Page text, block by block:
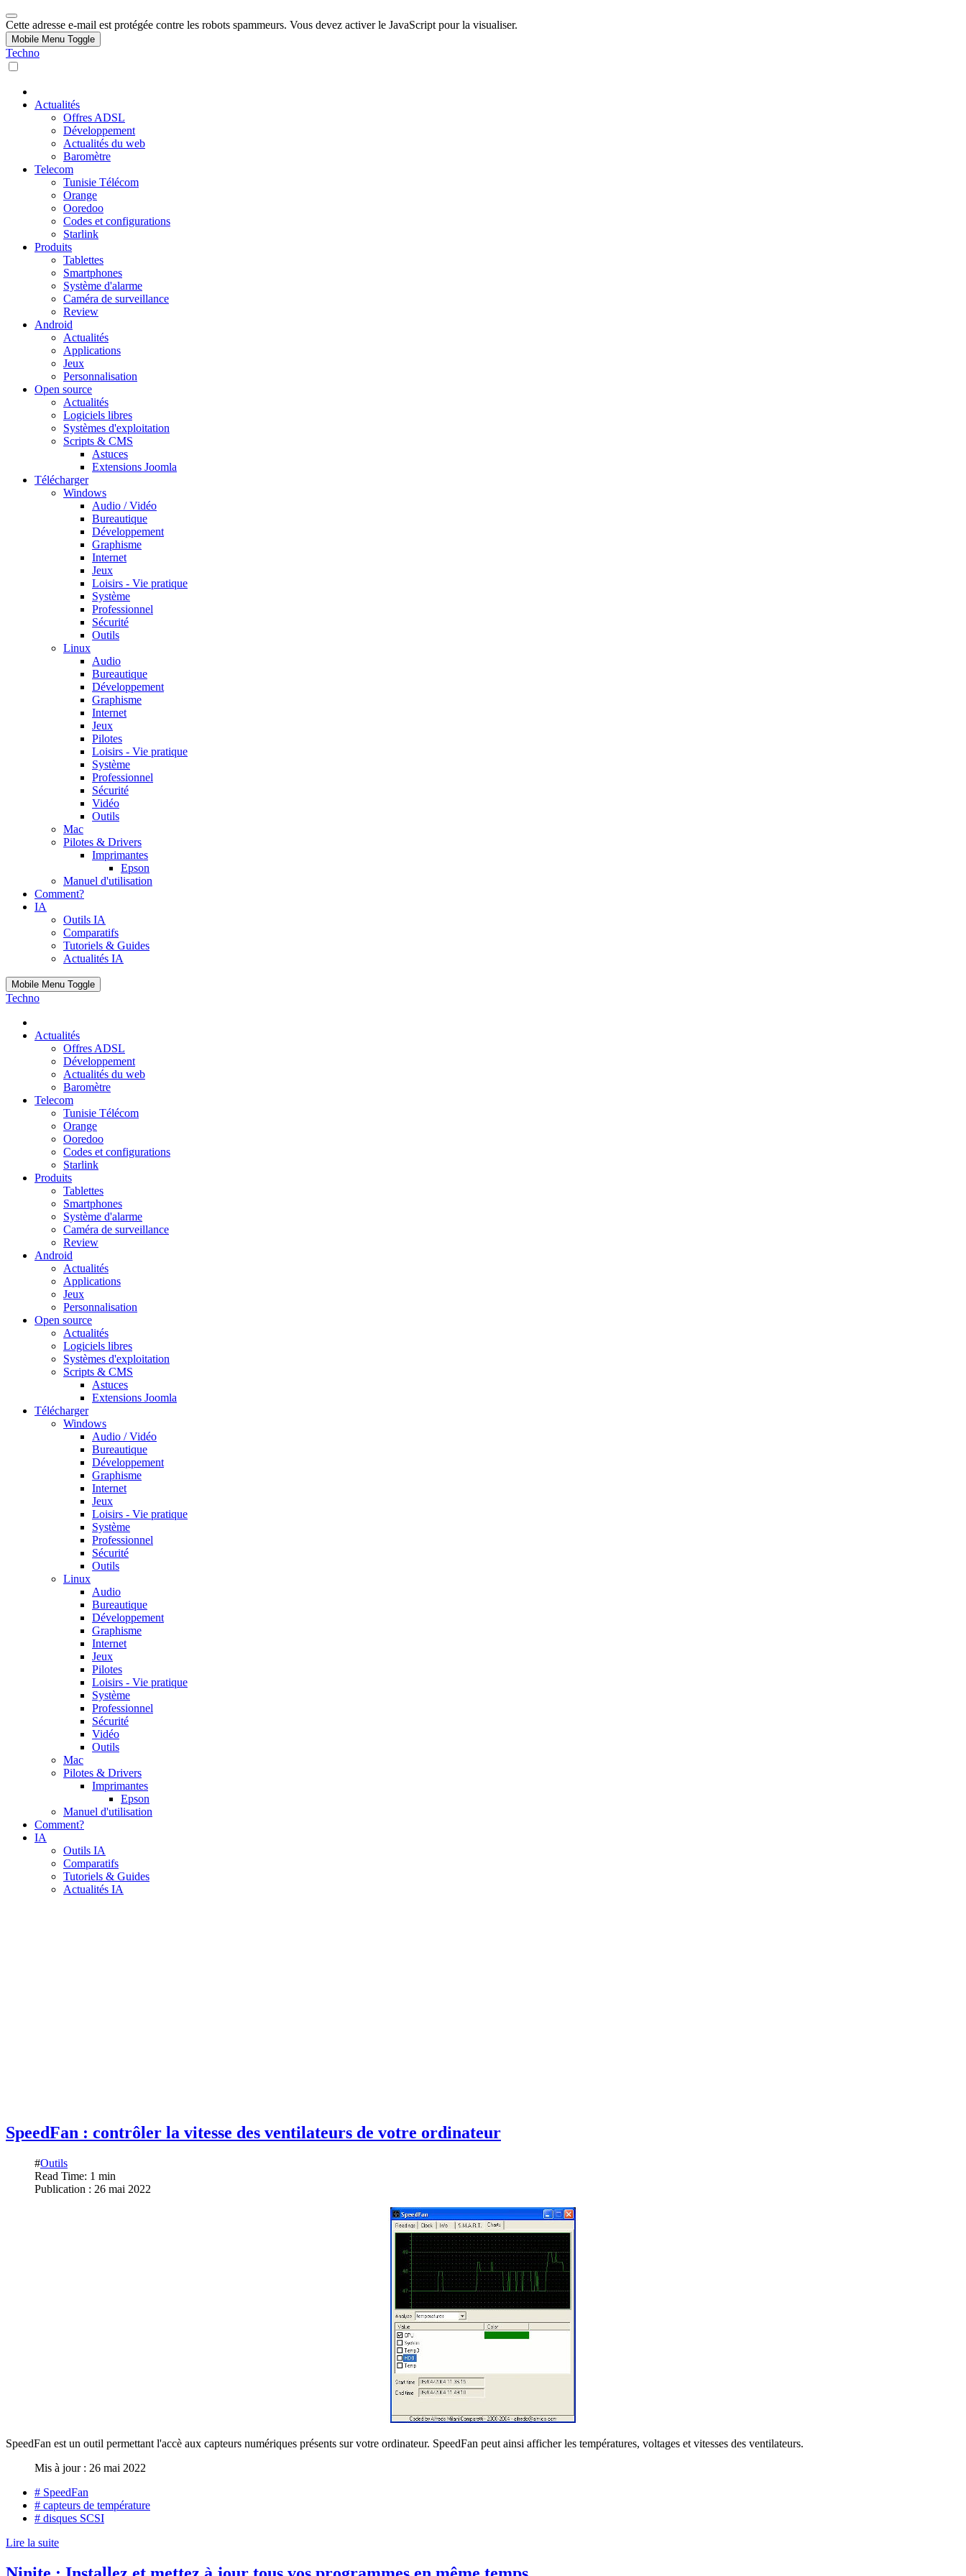
Cette adresse e-mail est protégée contre les robots spammeurs. Vous devez activer le JavaScript pour la visualiser.
Mobile Menu Toggle
Techno
Actualités
Offres ADSL
Développement
Actualités du web
Baromètre
Telecom
Tunisie Télécom
Orange
Ooredoo
Codes et configurations
Starlink
Produits
Tablettes
Smartphones
Système d'alarme
Caméra de surveillance
Review
Android
Actualités
Applications
Jeux
Personnalisation
Open source
Actualités
Logiciels libres
Systèmes d'exploitation
Scripts & CMS
Astuces
Extensions Joomla
Télécharger
Windows
Audio / Vidéo
Bureautique
Développement
Graphisme
Internet
Jeux
Loisirs - Vie pratique
Système
Professionnel
Sécurité
Outils
Linux
Audio
Bureautique
Développement
Graphisme
Internet
Jeux
Pilotes
Loisirs - Vie pratique
Système
Professionnel
Sécurité
Vidéo
Outils
Mac
Pilotes & Drivers
Imprimantes
Epson
Manuel d'utilisation
Comment?
IA
Outils IA
Comparatifs
Tutoriels & Guides
Actualités IA
Mobile Menu Toggle
Techno
Actualités
Offres ADSL
Développement
Actualités du web
Baromètre
Telecom
Tunisie Télécom
Orange
Ooredoo
Codes et configurations
Starlink
Produits
Tablettes
Smartphones
Système d'alarme
Caméra de surveillance
Review
Android
Actualités
Applications
Jeux
Personnalisation
Open source
Actualités
Logiciels libres
Systèmes d'exploitation
Scripts & CMS
Astuces
Extensions Joomla
Télécharger
Windows
Audio / Vidéo
Bureautique
Développement
Graphisme
Internet
Jeux
Loisirs - Vie pratique
Système
Professionnel
Sécurité
Outils
Linux
Audio
Bureautique
Développement
Graphisme
Internet
Jeux
Pilotes
Loisirs - Vie pratique
Système
Professionnel
Sécurité
Vidéo
Outils
Mac
Pilotes & Drivers
Imprimantes
Epson
Manuel d'utilisation
Comment?
IA
Outils IA
Comparatifs
Tutoriels & Guides
Actualités IA
SpeedFan : contrôler la vitesse des ventilateurs de votre ordinateur
#Outils
Read Time: 1 min
Publication : 26 mai 2022
SpeedFan est un outil permettant l'accè aux capteurs numériques présents sur votre ordinateur. SpeedFan peut ainsi afficher les températures, voltages et vitesses des ventilateurs.
Mis à jour : 26 mai 2022
# SpeedFan
# capteurs de température
# disques SCSI
Lire la suite